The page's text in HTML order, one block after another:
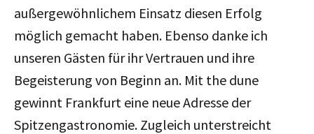
außergewöhnlichem Einsatz diesen Erfolg
möglich gemacht haben. Ebenso danke ich
unseren Gästen für ihr Vertrauen und ihre
Begeisterung von Beginn an. Mit the dune
gewinnt Frankfurt eine neue Adresse der
Spitzengastronomie. Zugleich unterstreicht